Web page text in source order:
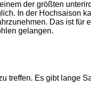
der größten
In der Hochsaison
Das ist für
gelangen.
treffen. Es gibt lange